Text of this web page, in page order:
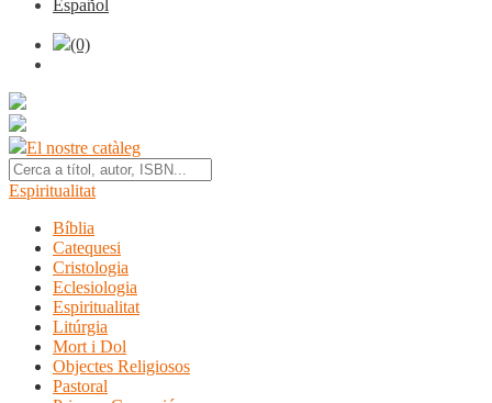
Español
(0)
El nostre catàleg
Espiritualitat
Bíblia
Catequesi
Cristologia
Eclesiologia
Espiritualitat
Litúrgia
Mort i Dol
Objectes Religiosos
Pastoral